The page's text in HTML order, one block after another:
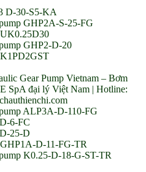
D-30-S5-KA
GHP2A-S-25-FG
GHP2-D-20
Gear Pump Vietnam – Bơm
SpA đại lý Việt Nam | Hotline:
ALP3A-D-110-FG
6-FC
25-D
D-11-FG-TR
K0.25-D-18-G-ST-TR